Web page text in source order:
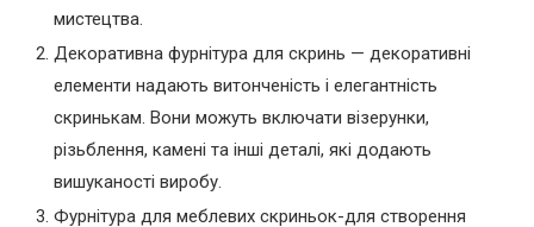
мистецтва.
Декоративна фурнітура для скринь — декоративні
елементи надають витонченість і елегантність
скринькам. Вони можуть включати візерунки,
різьблення, камені та інші деталі, які додають
вишуканості виробу.
Фурнітура для меблевих скриньок-для створення